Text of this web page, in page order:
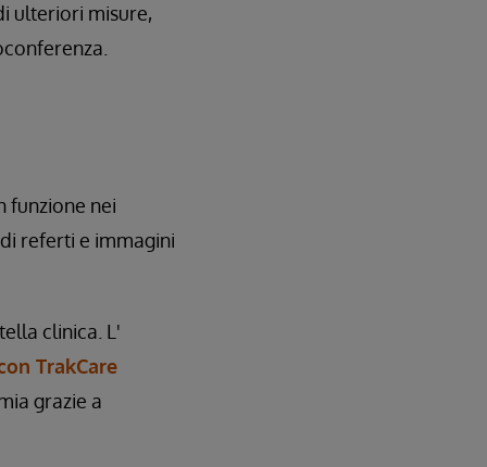
ulteriori misure,
funzione nei
referti e immagini
clinica. L'
TrakCare
grazie a